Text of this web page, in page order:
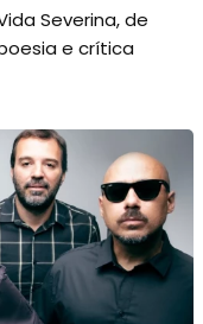
Severina, de
e crítica